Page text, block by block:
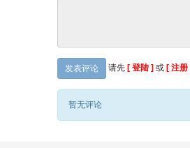
发表评论 请先 [ 登陆 ] 或 [ 注册
暂无评论